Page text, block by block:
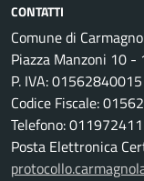
CONTATTI
Comune di
Piazza Manzoni 10 -
P. IVA: 01562840015
Codice Fiscale:
Telefono:
Posta Elettronica